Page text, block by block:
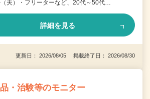
夫）・フリーターなど、20代～50代…
詳細を見る
更新日： 2026/08/05 掲載終了日： 2026/08/30
・治験等のモニター